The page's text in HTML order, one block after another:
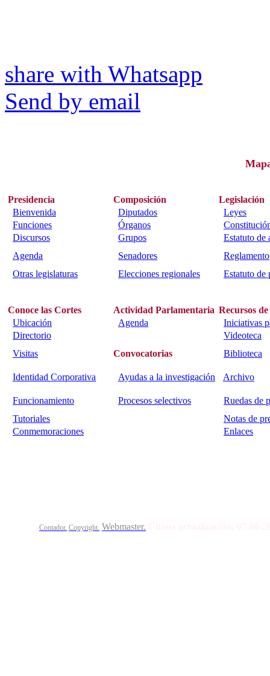
share with Whatsapp
Send by email
Presidencia Composición
Legislación
Bienvenida
Diputados
Leyes
Funciones
Órganos
Discursos
Grupos
Estatuto de
Agenda
Senadores
Reglamento
Otras legislaturas
Elecciones regionales Estatuto de
Conoce las Cortes Actividad Parlamentaria Recursos
Ubicación
Agenda
Iniciativas
Directorio
Videoteca
Visitas
Convocatorias Biblioteca
Identidad Corporativa Ayudas a la investigación Archivo
Funcionamiento Procesos selectivos
Ruedas de
Tutoriales
Notas de
Conmemoraciones
Enlaces
Contador. Copyright. Webmaster.